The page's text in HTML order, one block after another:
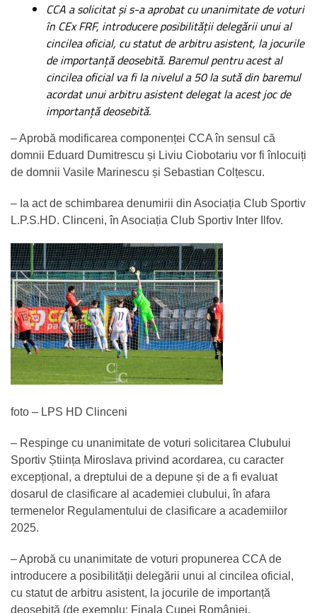
CCA a solicitat și s-a aprobat cu unanimitate de voturi
în CEx FRF, introducere posibilității delegării unui al
cincilea oficial, cu statut de arbitru asistent, la jocurile
de importanță deosebită. Baremul pentru acest al
cincilea oficial va fi la nivelul a 50 la sută din baremul
acordat unui arbitru asistent delegat la acest joc de
importanță deosebită.
– Aprobă modificarea componenței CCA în sensul că
domnii Eduard Dumitrescu și Liviu Ciobotariu vor fi înlocuiți
de domnii Vasile Marinescu și Sebastian Colțescu.
– Ia act de schimbarea denumirii din Asociația Club Sportiv
L.P.S.HD. Clinceni, în Asociația Club Sportiv Inter Ilfov.
foto – LPS HD Clinceni
– Respinge cu unanimitate de voturi solicitarea Clubului
Sportiv Știința Miroslava privind acordarea, cu caracter
excepțional, a dreptului de a depune și de a fi evaluat
dosarul de clasificare al academiei clubului, în afara
termenelor Regulamentului de clasificare a academiilor
2025.
– Aprobă cu unanimitate de voturi propunerea CCA de
introducere a posibilității delegării unui al cincilea oficial,
cu statut de arbitru asistent, la jocurile de importanță
deosebită (de exemplu: Finala Cupei României,